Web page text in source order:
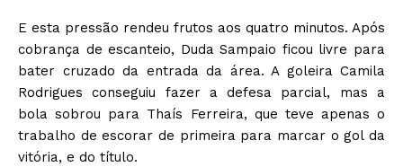
E esta pressão rendeu frutos aos quatro minutos. Após
cobrança de escanteio, Duda Sampaio ficou livre para
bater cruzado da entrada da área. A goleira Camila
Rodrigues conseguiu fazer a defesa parcial, mas a
bola sobrou para Thaís Ferreira, que teve apenas o
trabalho de escorar de primeira para marcar o gol da
vitória, e do título.